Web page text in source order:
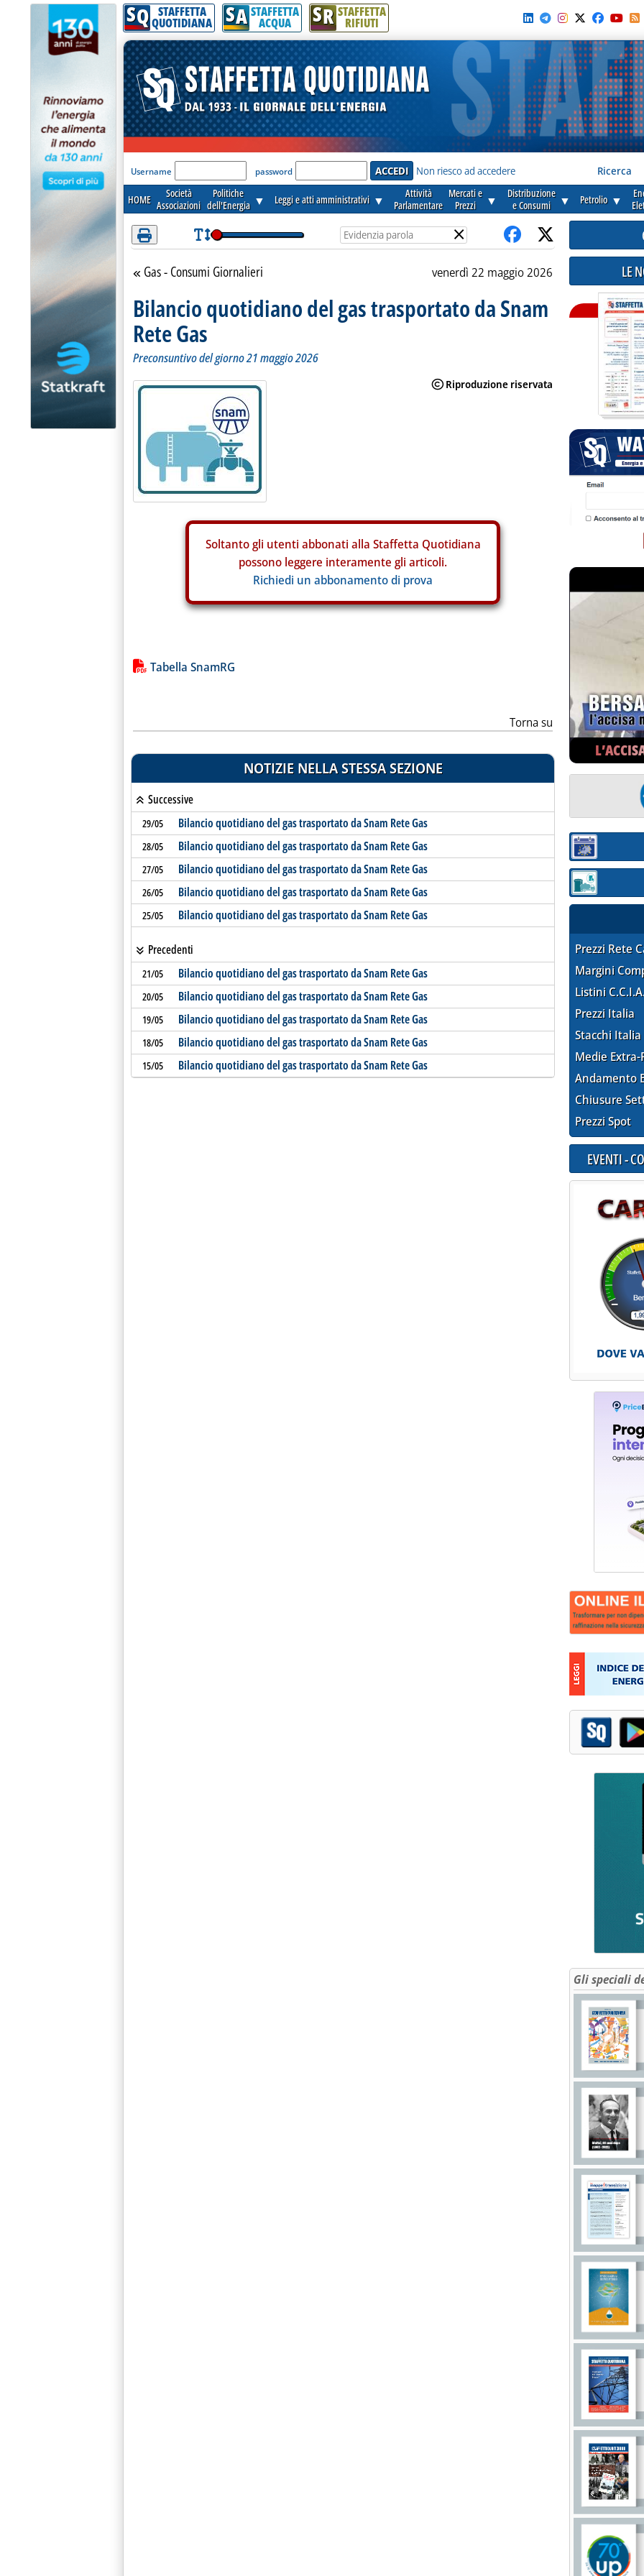
Attenzione! Esegui l'accesso per lèggere interamente la notizia.
SQ STAFFETTA
QUOTIDIANA SA STAFFETTA
ACQUA SR STAFFETTA
RIFIUTI
'Modulo Login per accedere'
Username password Non riesco ad accedere Ricerca
HOME
Società
Associazioni
Politiche
dell'Energia ▼ Leggi e atti amministrativi ▼
Attività
Parlamentare
Mercati e
Prezzi
▼
Distribuzione
e Consumi
▼ Petrolio ▼
×
Torna alla sezione
Gas - Consumi Giornalieri venerdì 22 maggio 2026
Bilancio quotidiano del gas trasportato da Snam
Rete Gas
Preconsuntivo del giorno 21 maggio 2026
Soltanto gli utenti abbonati alla Staffetta Quotidiana
possono leggere interamente gli articoli.
Richiedi un abbonamento di prova
Lista allegati PDF alla notizia
Tabella SnamRG
Torna su
NOTIZIE NELLA STESSA SEZIONE
Successive
29/05 Bilancio quotidiano del gas trasportato da Snam Rete Gas
28/05 Bilancio quotidiano del gas trasportato da Snam Rete Gas
27/05 Bilancio quotidiano del gas trasportato da Snam Rete Gas
26/05 Bilancio quotidiano del gas trasportato da Snam Rete Gas
25/05 Bilancio quotidiano del gas trasportato da Snam Rete Gas
Precedenti
21/05 Bilancio quotidiano del gas trasportato da Snam Rete Gas
20/05 Bilancio quotidiano del gas trasportato da Snam Rete Gas
19/05 Bilancio quotidiano del gas trasportato da Snam Rete Gas
18/05 Bilancio quotidiano del gas trasportato da Snam Rete Gas
15/05 Bilancio quotidiano del gas trasportato da Snam Rete Gas
LE
Sezione:
Sezione:
Prezzi Rete
Margini
Listini
Prezzi Italia
Stacchi Italia
Medie Extra-
Andamento
Chiusure
Prezzi Spot
EVENTI -
Gli speciali